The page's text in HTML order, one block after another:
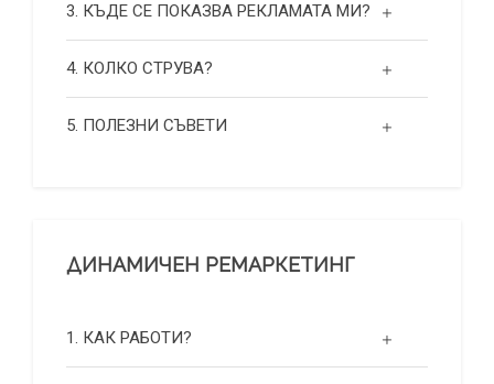
3. КЪДЕ СЕ ПОКАЗВА РЕКЛАМАТА МИ?
4. КОЛКО СТРУВА?
5. ПОЛЕЗНИ СЪВЕТИ
ДИНАМИЧЕН РЕМАРКЕТИНГ
1. КАК РАБОТИ?